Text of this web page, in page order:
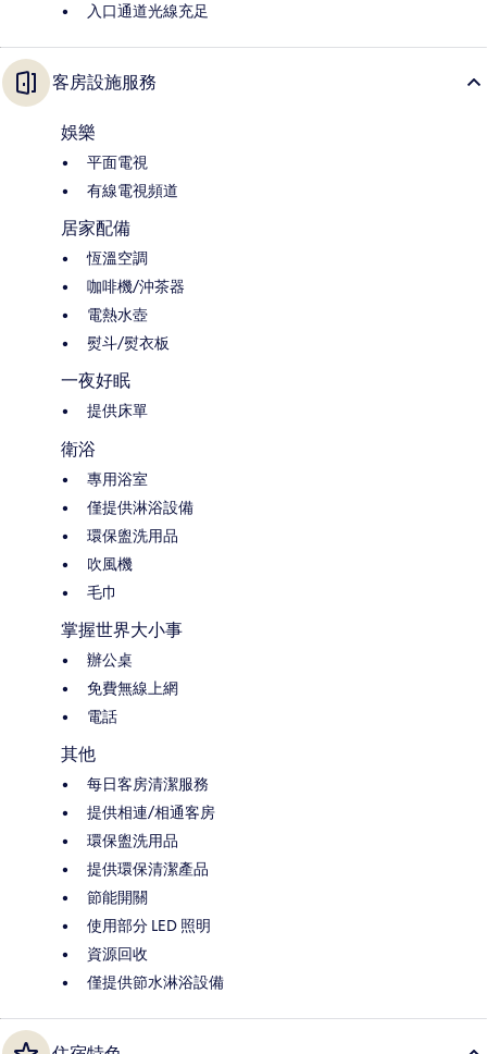
入口通道光線充足
客房設施服務
娛樂
平面電視
有線電視頻道
居家配備
恆溫空調
咖啡機/沖茶器
電熱水壺
熨斗/熨衣板
一夜好眠
提供床單
衛浴
專用浴室
僅提供淋浴設備
環保盥洗用品
吹風機
毛巾
掌握世界大小事
辦公桌
免費無線上網
電話
其他
每日客房清潔服務
提供相連/相通客房
環保盥洗用品
提供環保清潔產品
節能開關
使用部分 LED 照明
資源回收
僅提供節水淋浴設備